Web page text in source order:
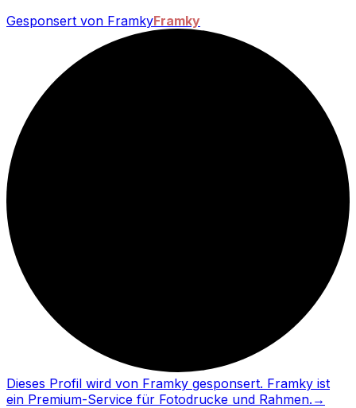
Gesponsert von FramkyFramky
Dieses Profil wird von Framky gesponsert. Framky ist
ein Premium-Service für Fotodrucke und Rahmen. →